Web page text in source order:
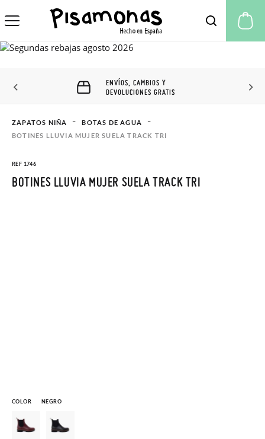
ENVÍOS, CAMBIOS Y
DEVOLUCIONES GRATIS
ZAPATOS NIÑA
BOTAS DE AGUA
BOTINES LLUVIA MUJER SUELA TRACK TRI
REF 1746
BOTINES LLUVIA MUJER SUELA TRACK TRI
COLOR NEGRO